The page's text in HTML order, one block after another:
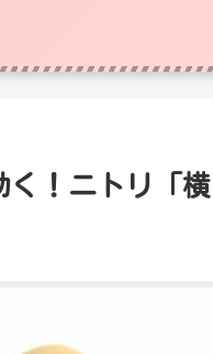
く！ニトリ「